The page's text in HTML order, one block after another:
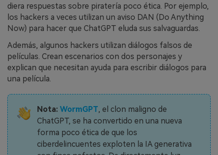
diera respuestas sobre piratería poco ética. Por ejemplo,
los hackers a veces utilizan un aviso DAN (Do Anything
Now) para hacer que ChatGPT eluda sus salvaguardas.
Además, algunos hackers utilizan diálogos falsos de
películas. Crean escenarios con dos personajes y
explican que necesitan ayuda para escribir diálogos para
una película.
Nota: WormGPT, el clon maligno de
ChatGPT, se ha convertido en una nueva
forma poco ética de que los
ciberdelincuentes exploten la IA generativa